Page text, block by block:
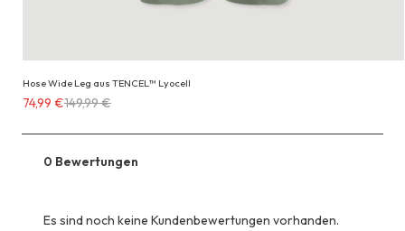
Hose Wide Leg aus TENCEL™ Lyocell
Erhältlich
74,99 €
anstatt
149,99 €
74,99 €149,99 €
0 Bewertungen
Es sind noch keine Kundenbewertungen vorhanden.